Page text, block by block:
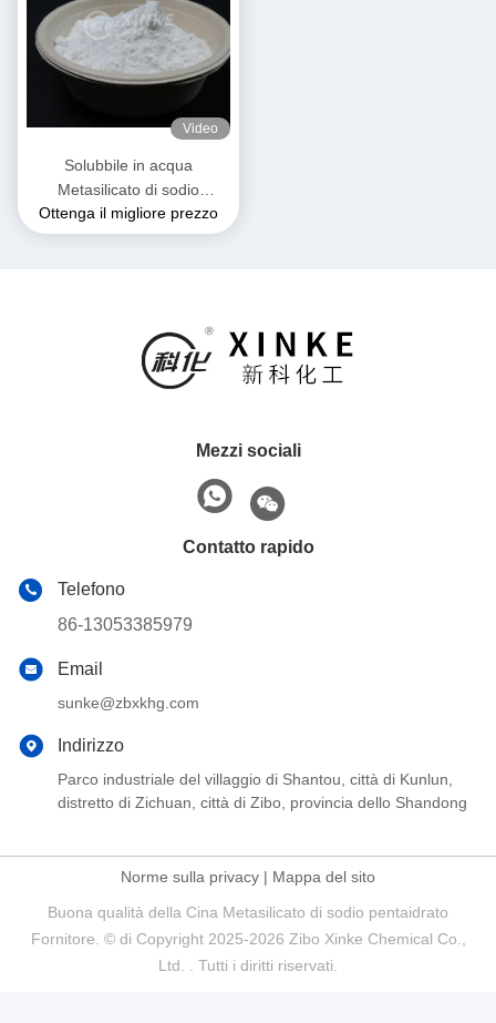
Video
Solubbile in acqua
Metasilicato di sodio
Nonaidrato Granuli bianchi e
a flusso libero Polvere Acqua
Ottenga il migliore prezzo
Mezzi sociali
Contatto rapido
Telefono
86-13053385979
Email
sunke@zbxkhg.com
Indirizzo
Parco industriale del villaggio di Shantou, città di Kunlun,
distretto di Zichuan, città di Zibo, provincia dello Shandong
Norme sulla privacy | Mappa del sito
Buona qualità della Cina Metasilicato di sodio pentaidrato
Fornitore. © di Copyright 2025-2026 Zibo Xinke Chemical Co.,
Ltd. . Tutti i diritti riservati.